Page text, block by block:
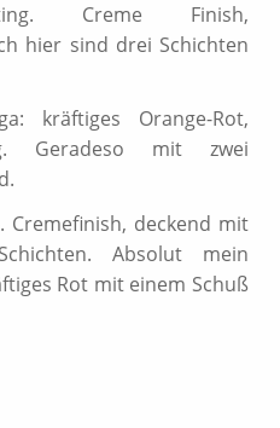
Creme Finish,
hier sind drei Schichten
kräftiges Orange-Rot,
Geradeso mit zwei
Cremefinish, deckend mit
Absolut mein
Rot mit einem Schuß